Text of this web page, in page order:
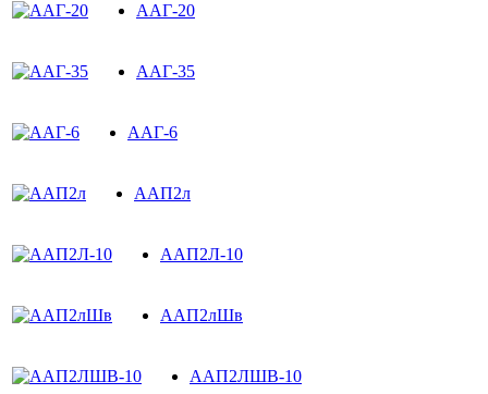
ААГ-20
ААГ-35
ААГ-6
ААП2л
ААП2Л-10
ААП2лШв
ААП2ЛШВ-10